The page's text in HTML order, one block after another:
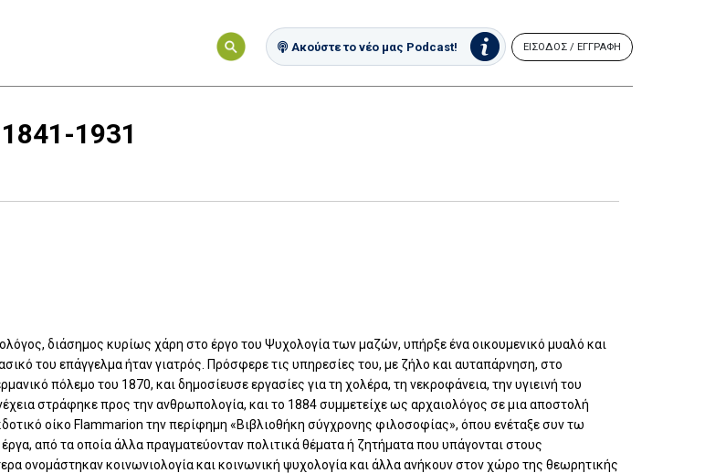
Ακούστε το νέο μας Podcast! ΕΙΣΟΔΟΣ / ΕΓΓΡΑΦΗ
1931
διάσημος κυρίως χάρη στο έργο του Ψυχολογία των μαζών, υπήρξε ένα οικουμενικό μυαλό και
του επάγγελμα ήταν γιατρός. Πρόσφερε τις υπηρεσίες του, με ζήλο και αυταπάρνηση, στο
πόλεμο του 1870, και δημοσίευσε εργασίες για τη χολέρα, τη νεκροφάνεια, την υγιεινή του
στράφηκε προς την ανθρωπολογία, και το 1884 συμμετείχε ως αρχαιολόγος σε μια αποστολή
οίκο Flammarion την περίφημη «Βιβλιοθήκη σύγχρονης φιλοσοφίας», όπου ενέταξε συν τω
από τα οποία άλλα πραγματεύονταν πολιτικά θέματα ή ζητήματα που υπάγονται στους
ονομάστηκαν κοινωνιολογία και κοινωνική ψυχολογία και άλλα ανήκουν στον χώρο της θεωρητικής